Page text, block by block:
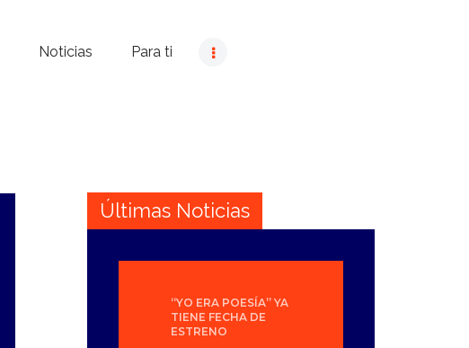
Noticias Para ti
Últimas Noticias
“YO ERA POESÍA” YA
TIENE FECHA DE
ESTRENO